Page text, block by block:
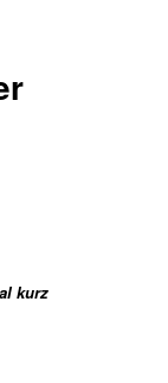
kurz